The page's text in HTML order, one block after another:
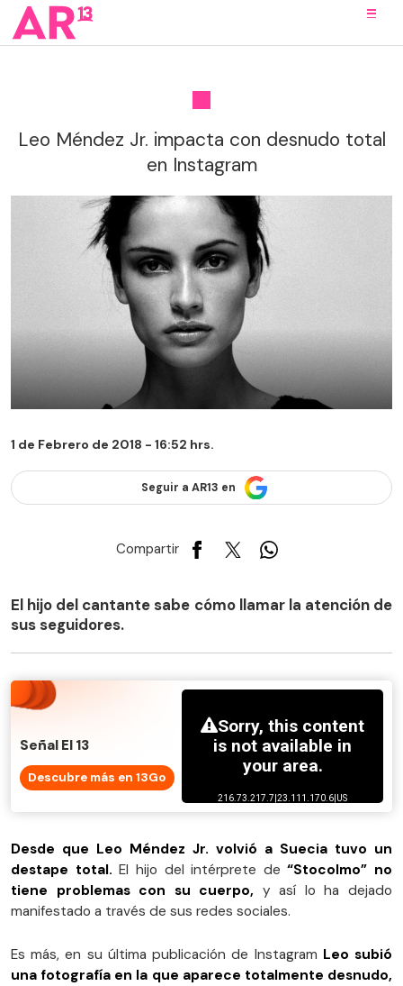
Leo Méndez Jr. impacta con desnudo total
en Instagram
1 de Febrero de 2018 - 16:52 hrs.
Seguir a AR13 en
Compartir
El hijo del cantante sabe cómo llamar la atención de
sus seguidores.
Señal El 13
Descubre más en 13Go
Desde que Leo Méndez Jr. volvió a Suecia tuvo un
destape total. El hijo del intérprete de“Stocolmo” no
tiene problemas con su cuerpo, y así lo ha dejado
manifestado a través de sus redes sociales.
Es más, en su última publicación de Instagram Leo subió
una fotografía en la que aparece totalmente desnudo,